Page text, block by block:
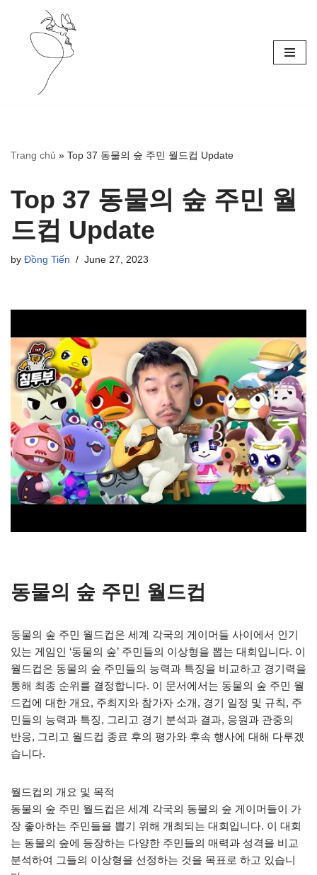
Skip
Trang chủ » Top 37 동물의 숲 주민 월드컵 Update
Top 37 동물의 숲 주민 월
드컵 Update
by Đồng Tiến June 27, 2023
동물의 숲 주민 월드컵
동물의 숲 주민 월드컵은 세계 각국의 게이머들 사이에서 인기
있는 게임인 ‘동물의 숲’ 주민들의 이상형을 뽑는 대회입니다. 이
월드컵은 동물의 숲 주민들의 능력과 특징을 비교하고 경기력을
통해 최종 순위를 결정합니다. 이 문서에서는 동물의 숲 주민 월
드컵에 대한 개요, 주최지와 참가자 소개, 경기 일정 및 규칙, 주
민들의 능력과 특징, 그리고 경기 분석과 결과, 응원과 관중의
반응, 그리고 월드컵 종료 후의 평가와 후속 행사에 대해 다루겠
습니다.
월드컵의 개요 및 목적
동물의 숲 주민 월드컵은 세계 각국의 동물의 숲 게이머들이 가
장 좋아하는 주민들을 뽑기 위해 개최되는 대회입니다. 이 대회
는 동물의 숲에 등장하는 다양한 주민들의 매력과 성격을 비교
분석하여 그들의 이상형을 선정하는 것을 목표로 하고 있습니